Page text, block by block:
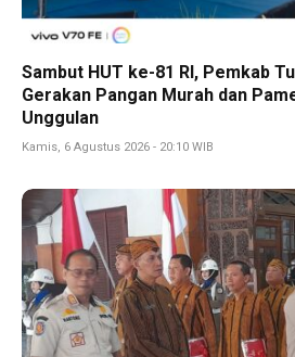
Sambut HUT ke-81 RI, Pemkab
Gerakan Pangan Murah dan
Unggulan
Kamis, 6 Agustus 2026 - 20:10 WIB